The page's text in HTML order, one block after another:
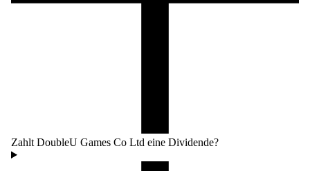
Zahlt DoubleU Games Co Ltd eine Dividende?